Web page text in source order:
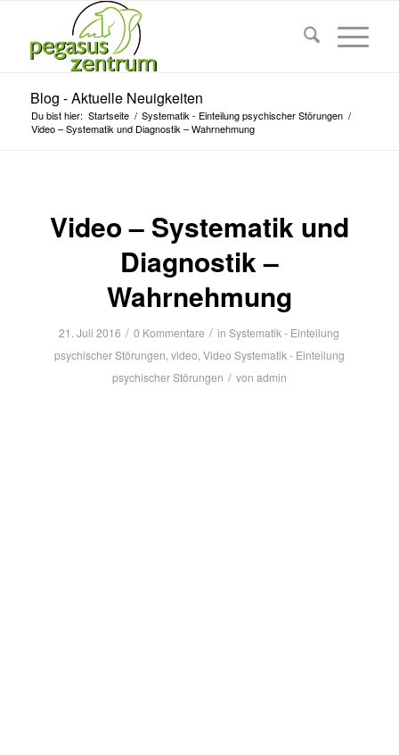
Blog - Aktuelle Neuigkeiten
Du bist hier: Startseite / Systematik - Einteilung psychischer Störungen /
Video – Systematik und Diagnostik – Wahrnehmung
Video – Systematik und
Diagnostik –
Wahrnehmung
21. Juli 2016 / 0 Kommentare / inSystematik - Einteilung
psychischer Störungen, video, Video Systematik - Einteilung
psychischer Störungen / von admin